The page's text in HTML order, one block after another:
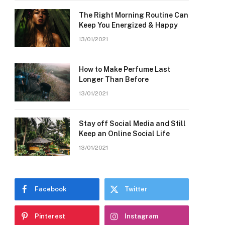
The Right Morning Routine Can
Keep You Energized & Happy
13/01/2021
How to Make Perfume Last
Longer Than Before
13/01/2021
Stay off Social Media and Still
Keep an Online Social Life
13/01/2021
Facebook Twitter
Pinterest Instagram